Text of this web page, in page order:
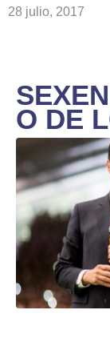
28 julio, 2017
O DE